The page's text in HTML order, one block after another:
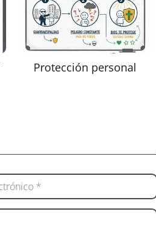
Protección personal